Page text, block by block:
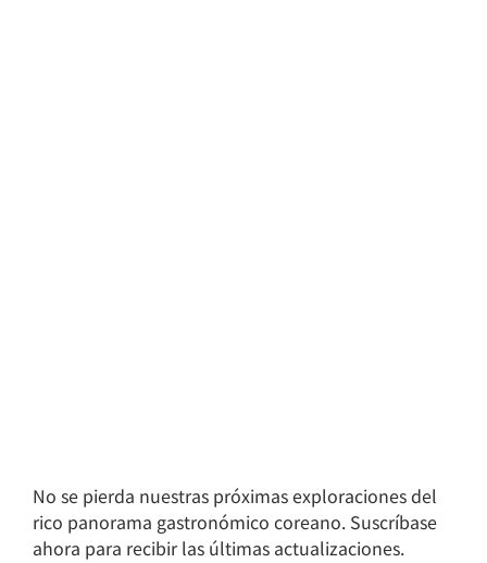
No se pierda nuestras próximas exploraciones del
rico panorama gastronómico coreano. Suscríbase
ahora para recibir las últimas actualizaciones.